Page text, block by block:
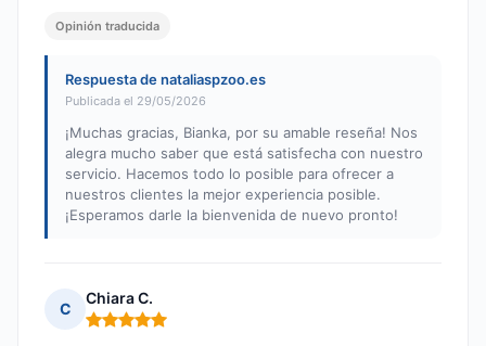
Opinión traducida
Respuesta de nataliaspzoo.es
Publicada el 29/05/2026
¡Muchas gracias, Bianka, por su amable reseña! Nos
alegra mucho saber que está satisfecha con nuestro
servicio. Hacemos todo lo posible para ofrecer a
nuestros clientes la mejor experiencia posible.
¡Esperamos darle la bienvenida de nuevo pronto!
C
Chiara C.
Nota: 5 de 5